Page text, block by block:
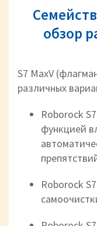
обзор
S7 MaxV
различных
Roborock
функцией
Roborock